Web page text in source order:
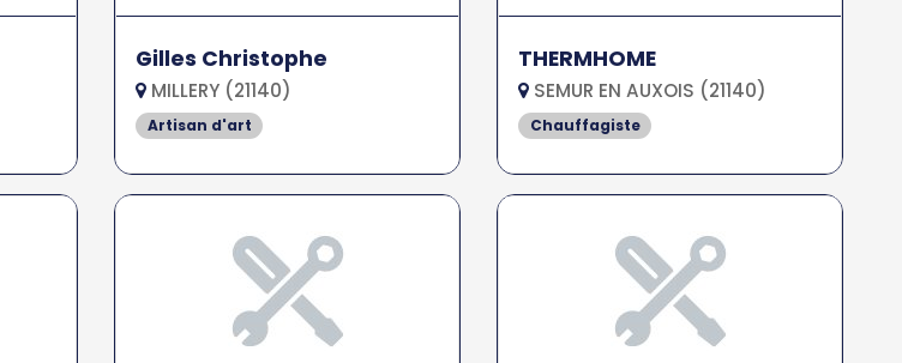
Gilles Christophe
MILLERY (21140)
Artisan d'art
THERMHOME
SEMUR EN AUXOIS (21140)
Chauffagiste